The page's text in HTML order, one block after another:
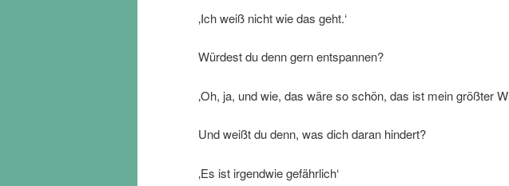
‚Ich weiß nicht wie das geht.‘
Würdest du denn gern entspannen?
‚Oh, ja, und wie, das wäre so schön, das ist mein größter
Und weißt du denn, was dich daran hindert?
‚Es ist irgendwie gefährlich‘